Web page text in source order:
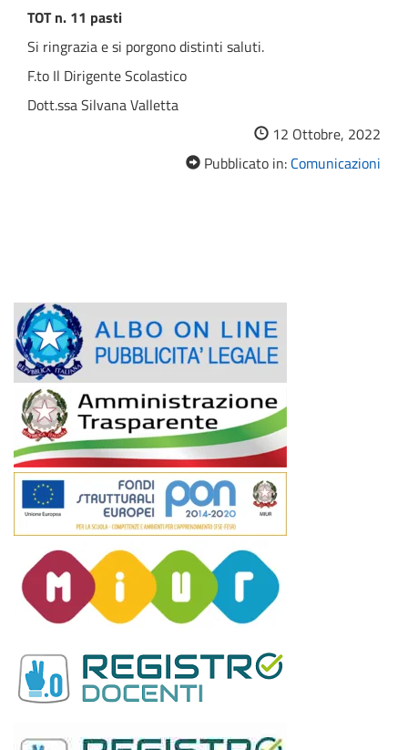
TOT n. 11 pasti
Si ringrazia e si porgono distinti saluti.
F.to Il Dirigente Scolastico
Dott.ssa Silvana Valletta
12 Ottobre, 2022
Pubblicato in: Comunicazioni